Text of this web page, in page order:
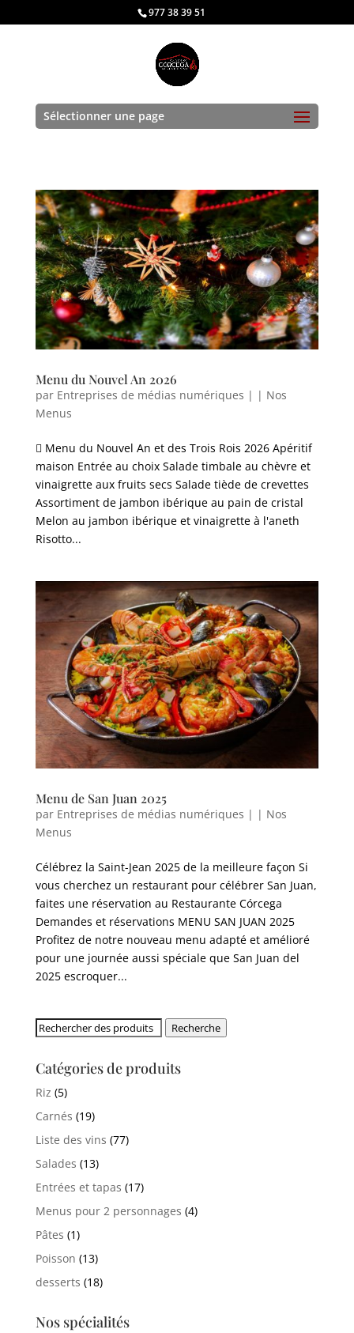
977 38 39 51
Sélectionner une page
Menu du Nouvel An 2026
par Entreprises de médias numériques | | Nos
Menus
 Menu du Nouvel An et des Trois Rois 2026 Apéritif
maison Entrée au choix Salade timbale au chèvre et
vinaigrette aux fruits secs Salade tiède de crevettes
Assortiment de jambon ibérique au pain de cristal
Melon au jambon ibérique et vinaigrette à l'aneth
Risotto...
Menu de San Juan 2025
par Entreprises de médias numériques | | Nos
Menus
Célébrez la Saint-Jean 2025 de la meilleure façon Si
vous cherchez un restaurant pour célébrer San Juan,
faites une réservation au Restaurante Córcega
Demandes et réservations MENU SAN JUAN 2025
Profitez de notre nouveau menu adapté et amélioré
pour une journée aussi spéciale que San Juan del
2025 escroquer...
Rechercher: Recherche
Catégories de produits
Riz (5)
Carnés (19)
Liste des vins (77)
Salades (13)
Entrées et tapas (17)
Menus pour 2 personnages (4)
Pâtes (1)
Poisson (13)
desserts (18)
Nos spécialités